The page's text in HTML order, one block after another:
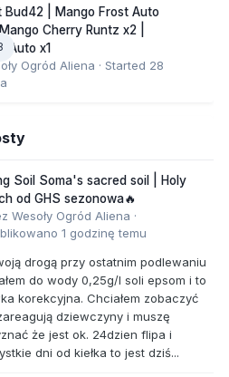
Bud42 | Mango Frost Auto
Cherry Runtz x2 |
Auto x1
Ogród Aliena · Started 28
Soil Soma's sacred soil | Holy
od GHS sezonowa🔥
Wesoły Ogród Aliena ·
1 godzinę temu
drogą przy ostatnim podlewaniu
do wody 0,25g/l soli epsom i to
korekcyjna. Chciałem zobaczyć
dziewczyny i muszę
że jest ok. 24dzien flipa i
dni od kiełka to jest dziś...